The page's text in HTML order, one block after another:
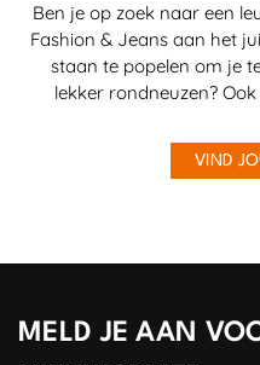
Ben je op zoek naar een
Fashion & Jeans aan het
staan te popelen om je
lekker rondneuzen?
VIND
MELD JE AAN